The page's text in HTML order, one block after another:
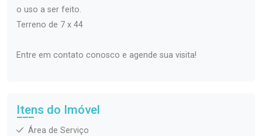
o uso a ser feito.
Terreno de 7 x 44
Entre em contato conosco e agende sua visita!
Itens do Imóvel
Área de Serviço